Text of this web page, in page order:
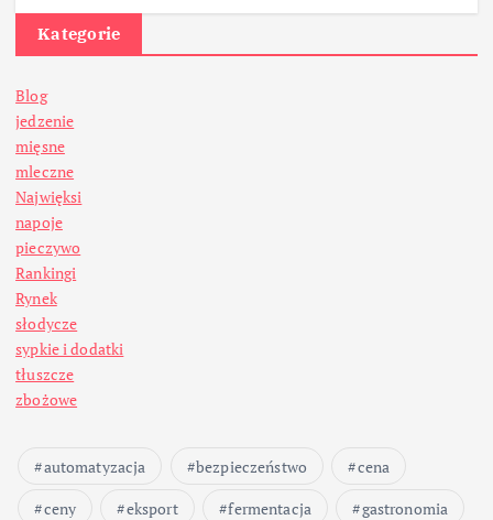
Kategorie
Blog
jedzenie
mięsne
mleczne
Najwięksi
napoje
pieczywo
Rankingi
Rynek
słodycze
sypkie i dodatki
tłuszcze
zbożowe
automatyzacja bezpieczeństwo
cena
ceny
eksport fermentacja
gastronomia